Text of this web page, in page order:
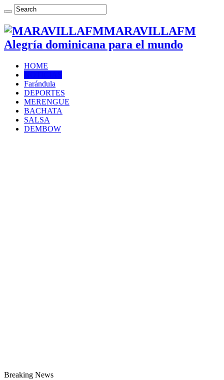
MARAVILLAFM
Alegría dominicana para el mundo
HOME
Farándula
DEPORTES
MERENGUE
BACHATA
SALSA
DEMBOW
Breaking News